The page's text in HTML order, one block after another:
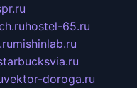
hostel-65.ru
mishinlab.ru
vektor-doroga.ru